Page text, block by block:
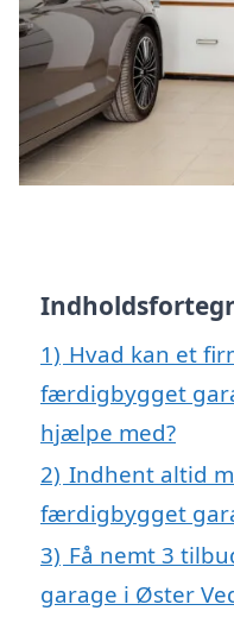
1) Hvad kan et
færdigbygget
hjælpe med?
2) Indhent altid
færdigbygget
3) Få nemt 3
garage i Øster